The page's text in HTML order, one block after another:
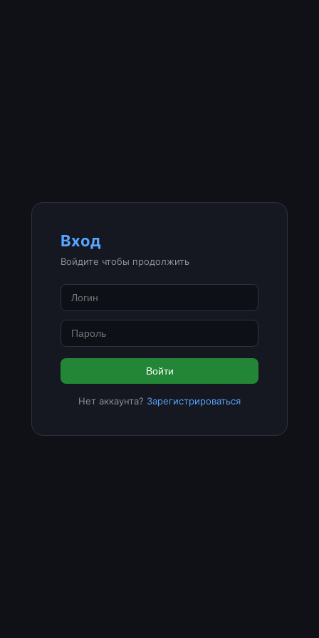
Вход
Войдите чтобы продолжить
Войти
Нет аккаунта? Зарегистрироваться